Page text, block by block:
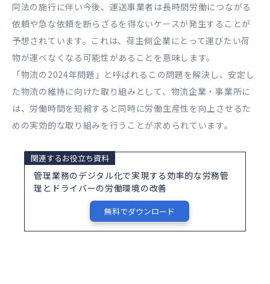
同法の施行に伴い今後、運送事業者は長時間労働につながる
依頼や急な依頼を断らざるを得ないケースが発生することが
予想されています。これは、荷主側企業にとって運びたい荷
物が運べなくなる可能性があることを意味します。
「物流の2024年問題」と呼ばれるこの問題を解決し、安定し
た物流の維持に向けた取り組みとして、物流企業・事業所に
は、労働時間を短縮すると同時に労働生産性を向上させるた
めの実効的な取り組みを行うことが求められています。
関連するお役立ち資料
管理業務のデジタル化で実現する効率的な労務管
理とドライバーの労働環境の改善
無料でダウンロード